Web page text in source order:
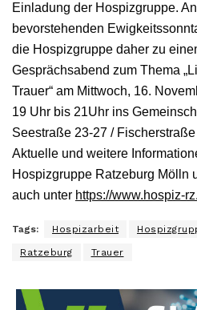
Einladung der Hospizgruppe.
bevorstehenden
die Hospizgruppe daher zu
Gesprächsabend zum Thema
Trauer“ am Mittwoch, 16.
19 Uhr bis 21Uhr ins
Seestraße 23-27 /
Aktuelle und weitere
Hospizgruppe Ratzeburg Mölln
auch unter https://www.hospiz-
Tags: Hospizarbeit
Ratzeburg Trauer